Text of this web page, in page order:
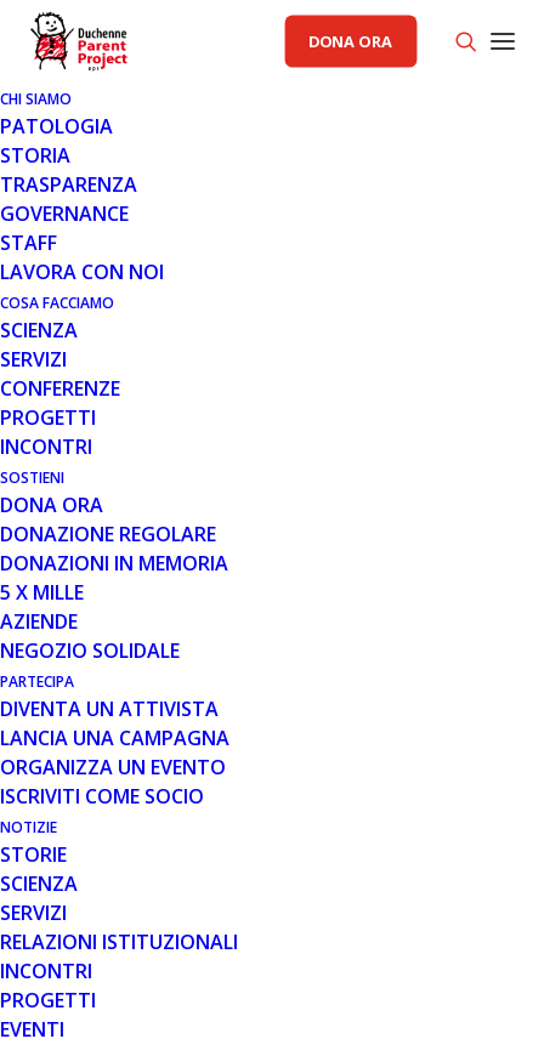
DONA ORA
CHI SIAMO
PATOLOGIA
STORIA
TRASPARENZA
GOVERNANCE
STAFF
LAVORA CON NOI
COSA FACCIAMO
SCIENZA
SERVIZI
CONFERENZE
PROGETTI
INCONTRI
SOSTIENI
DONA ORA
DONAZIONE REGOLARE
DONAZIONI IN MEMORIA
5 X MILLE
AZIENDE
NEGOZIO SOLIDALE
PARTECIPA
DIVENTA UN ATTIVISTA
LANCIA UNA CAMPAGNA
ORGANIZZA UN EVENTO
ISCRIVITI COME SOCIO
NOTIZIE
STORIE
SCIENZA
SERVIZI
RELAZIONI ISTITUZIONALI
INCONTRI
PROGETTI
EVENTI
AREA CAD PP
15 DIC 2020
I VACCINI CONTRO IL COVID-19 E
LA DUCHENNE: COSA C'È DA
SAPERE
Negli ultimi mesi abbiamo sentito spesso parlare e letto
molto sui
vaccini contro il virus SARS-CoV-2 e sui loro risultati di
efficacia dai rispettivi studi di fase 3. Due aziende
farmaceutiche, Pfizer-BioNTech e Moderna
Therapeutics, hanno presentato richieste di
autorizzazione all’uso di emergenza (EUA) alla FDA nella
speranza di ricevere un’approvazione entro la fine del
2020. Il 10 dicembre, il comitato consultivo della FDA per
i vaccini e i prodotti biologici correlati (VRBPAC) degli
Stati Uniti ha votato a sostegno della concessione
dell’autorizzazione per il vaccino di Pfizer-BioNTech
BNT162b2. Moderna Therapeutics ha un incontro
programmato con il VRBPAC per giovedì 17 dicembre.
Sebbene questa sia un’ottima notizia, le approvazioni